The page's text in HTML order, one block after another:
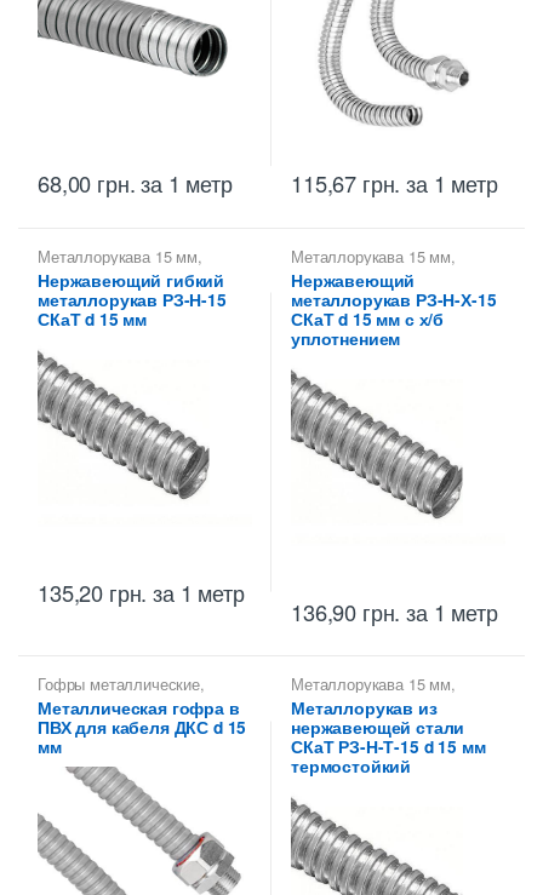
68,00 грн. за 1 метр 115,67 грн. за 1 метр
Металлорукава 15 мм,
Металлорукава для защиты
кабеля,Металлорукава
нержавеющие,
Металлорукава РЗ
Нержавеющий гибкий
металлорукав РЗ-Н-15
СКаТ d 15 мм
135,20 грн. за 1 метр
Металлорукава 15 мм,
Металлорукава для защиты
кабеля,Металлорукава
нержавеющие,
Металлорукава РЗ,
Металлорукава СКаТ
Нержавеющий
металлорукав РЗ-Н-Х-15
СКаТ d 15 мм с х/б
уплотнением
136,90 грн. за 1 метр
Гофры металлические,
Металлорукава 15 мм,
Металлорукава для защиты
кабеля,Металлорукава
оцинкованные
Металлическая гофра в
ПВХ для кабеля ДКС d 15
мм
Металлорукава 15 мм,
Металлорукава для защиты
кабеля,Металлорукава
нержавеющие,
Металлорукава РЗ,
Металлорукава СКаТ
Металлорукав из
нержавеющей стали
СКаТ РЗ-Н-Т-15 d 15 мм
термостойкий